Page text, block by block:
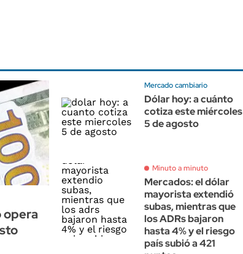
opera
Mercado cambiario
Dólar hoy: a cuánto
cotiza este miércoles
5 de agosto
Minuto a minuto
Mercados: el dólar
mayorista extendió
subas, mientras que
los ADRs bajaron
hasta 4% y el riesgo
país subió a 421